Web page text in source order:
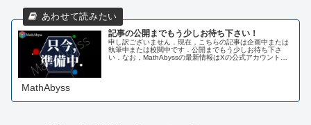
記事の公開までもう少しお待ち下さい！
申し訳ございません．現在，こちらの記事は企画中または
執筆中または校閲中です．公開までもう少しお待ち下さ
い．なお，MathAbyssの最新情報はXの公式アカウントま
MathAbyss